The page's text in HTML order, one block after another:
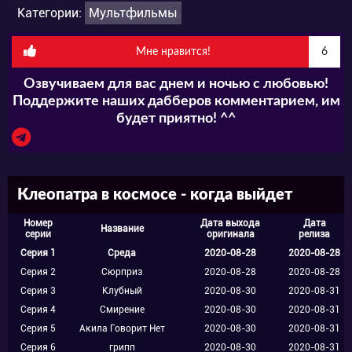
тренироваться. И это не говоря уже о том,
что на первых порах ей как минимум нужно
привыкнуть к тому, как сильно изменился
мир вокруг неё. Девушку зачисляют в
Интергалактическую академию, где ей
путешествиям во времени и пространстве.
Она отлично справляется практически со
всеми проблемами и помехами на своём
пути, но, то и дело встревает в опасные и
захватывающие передряги. Хорошо, что
верные друзья всегда готовы подставить
своё плечо, равно как и подкинуть поводов
Категории: Мультфильмы
Мне нравится! 6
Озвучиваем для вас днем и ночью с любовью!
Поддержите наших дабберов комментарием, им
будет приятно! ^^
Клеопатра в космосе - когда выйдет
Номер
серии
Название
Дата выхода
оригинала
Дата
релиза
Серия 1
Среда 2020-08-28
2020-08-28
Серия 2
Сюрприз 2020-08-28
2020-08-28
Серия 3
Клубный 2020-08-30
2020-08-31
Серия 4
Смирение 2020-08-30
2020-08-31
Серия 5
Акила Говорит Нет 2020-08-30
2020-08-31
Серия 6
грипп 2020-08-30
2020-08-31